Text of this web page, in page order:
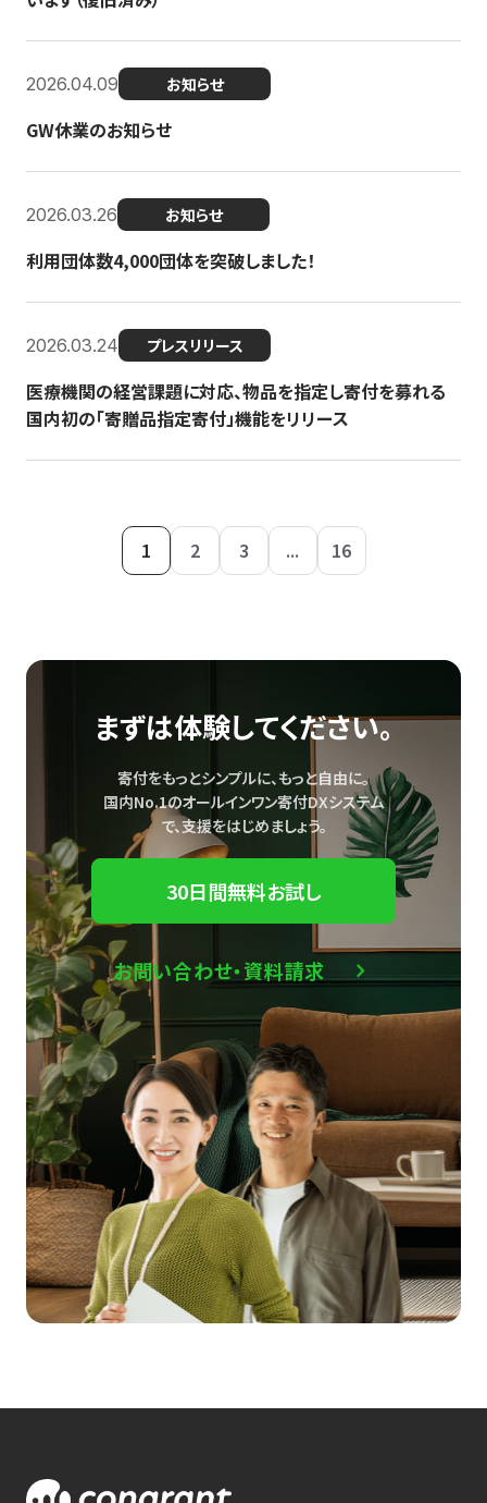
2026.04.09 お知らせ
GW休業のお知らせ
2026.03.26 お知らせ
利用団体数4,000団体を突破しました！
2026.03.24 プレスリリース
医療機関の経営課題に対応、物品を指定し寄付を募れる
国内初の「寄贈品指定寄付」機能をリリース
1 2 3 ... 16
まずは体験してください。
寄付をもっとシンプルに、もっと自由に。
国内No.1のオールインワン寄付DXシステム
で、支援をはじめましょう。
30日間無料お試し
お問い合わせ・資料請求